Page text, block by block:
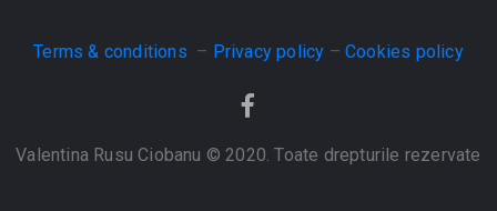
Terms & conditions – Privacy policy –Cookies policy
Valentina Rusu Ciobanu © 2020. Toate drepturile rezervate